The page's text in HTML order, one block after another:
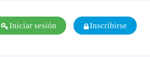
Iniciar sesión Inscribirse